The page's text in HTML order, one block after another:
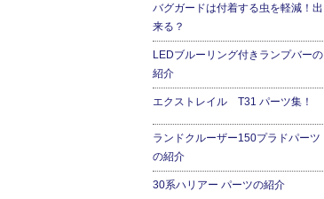
バグガードは付着する虫を軽減！出
来る？
LEDブルーリング付きランプバーの
紹介
エクストレイル T31 パーツ集！
ランドクルーザー150プラドパーツ
の紹介
30系ハリアー パーツの紹介